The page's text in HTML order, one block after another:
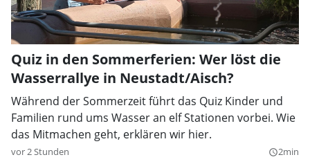
Quiz in den Sommerferien: Wer löst die
Wasserrallye in Neustadt/Aisch?
Während der Sommerzeit führt das Quiz Kinder und
Familien rund ums Wasser an elf Stationen vorbei. Wie
das Mitmachen geht, erklären wir hier.
vor 2 Stunden query_builder2min